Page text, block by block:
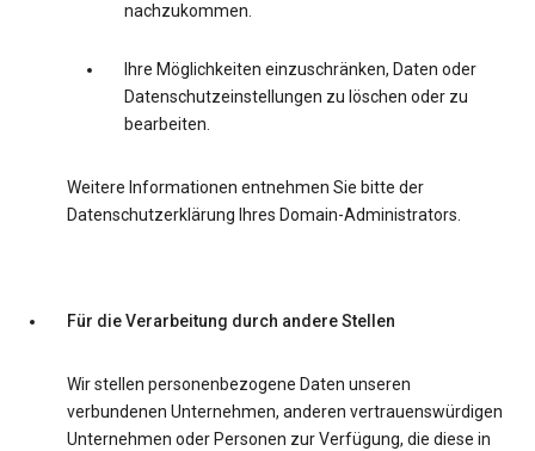
nachzukommen.
Ihre Möglichkeiten einzuschränken, Daten oder
Datenschutzeinstellungen zu löschen oder zu
bearbeiten.
Weitere Informationen entnehmen Sie bitte der
Datenschutzerklärung Ihres Domain-Administrators.
Für die Verarbeitung durch andere Stellen
Wir stellen personenbezogene Daten unseren
verbundenen Unternehmen, anderen vertrauenswürdigen
Unternehmen oder Personen zur Verfügung, die diese in